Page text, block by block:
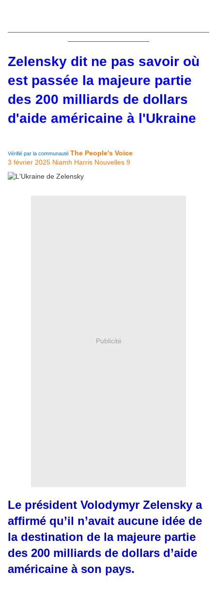
Zelensky dit ne pas savoir où
est passée la majeure partie
des 200 milliards de dollars
d'aide américaine à l'Ukraine
Vérifié par la communauté The People's Voice
3 février 2025 Niamh Harris Nouvelles 9
Publicité
Le président Volodymyr Zelensky a
affirmé qu’il n’avait aucune idée de
la destination de la majeure partie
des 200 milliards de dollars d’aide
américaine à son pays.